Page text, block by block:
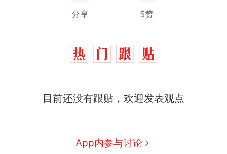
分享 5赞
目前还没有跟贴，欢迎发表观点
App内参与讨论